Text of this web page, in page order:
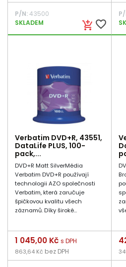
add_shopping_cart favorite_border
P/N:43500
SKLADEM
Verbatim DVD+R, 43551,
DataLife PLUS, 100-
pack,...
DVD+R Matt SilverMédia
Verbatim DVD+R používají
technologii AZO společnosti
Verbatim, která zaručuje
špičkovou kvalitu všech
záznamů. Díky široké...
Cena
1 045,00 Kč s DPH
863,64 Kč bez DPH